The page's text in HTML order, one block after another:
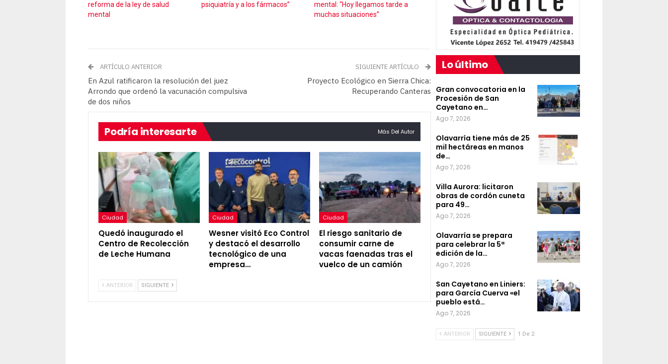
reforma de la ley de salud
mental
psiquiatría y a los fármacos”
mental: “Hoy llegamos tarde a
muchas situaciones”
ARTÍCULO ANTERIOR
En Azul ratificaron la resolución del juez
Arrondo que ordenó la vacunación compulsiva
de dos niños
SIGUIENTE ARTÍCULO
Proyecto Ecológico en Sierra Chica:
Recuperando Canteras
Podría interesarte Más Del Autor
Ciudad
Quedó inaugurado el
Centro de Recolección
de Leche Humana
Ciudad
Wesner visitó Eco Control
y destacó el desarrollo
tecnológico de una
empresa…
Ciudad
El riesgo sanitario de
consumir carne de
vacas faenadas tras el
vuelco de un camión
ANTERIOR SIGUIENTE
Lo último
Gran convocatoria en la
Procesión de San
Cayetano en…
Ago 7, 2026
Olavarría tiene más de 25
mil hectáreas en manos
de…
Ago 7, 2026
Villa Aurora: licitaron
obras de cordón cuneta
para 49…
Ago 7, 2026
Olavarría se prepara
para celebrar la 5ª
edición de la…
Ago 7, 2026
San Cayetano en Liniers:
para García Cuerva «el
pueblo está…
Ago 7, 2026
ANTERIOR SIGUIENTE 1 De 2